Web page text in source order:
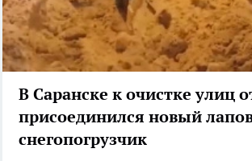
В Саранске к очистке улиц
присоединился новый
снегопогрузчик